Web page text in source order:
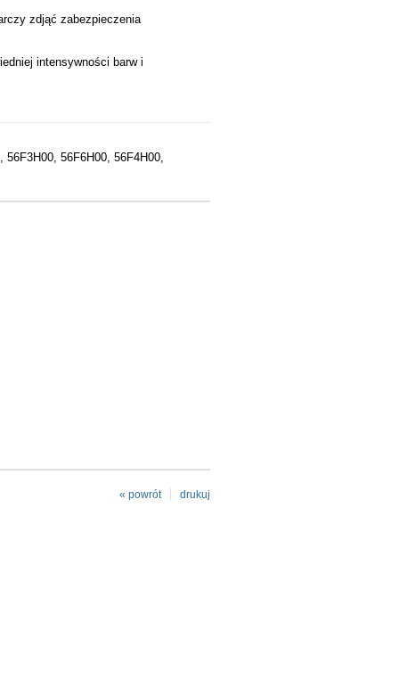
zdjąć zabezpieczenia
intensywności barw i
56F6H00, 56F4H00,
drukuj
« powrót